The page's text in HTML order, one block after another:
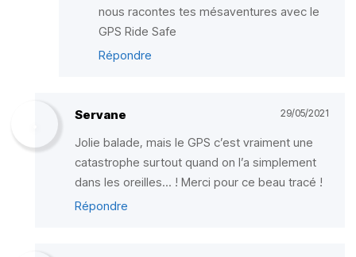
nous racontes tes mésaventures avec le
GPS Ride Safe
Répondre
Servane 29/05/2021
Jolie balade, mais le GPS c’est vraiment une
catastrophe surtout quand on l’a simplement
dans les oreilles... ! Merci pour ce beau tracé !
Répondre